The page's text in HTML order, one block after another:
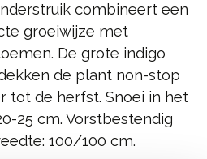
combineert een
groeiwijze met
De grote indigo
de plant non-stop
tot de herfst. Snoei in het
25 cm. Vorstbestendig
100/100 cm.